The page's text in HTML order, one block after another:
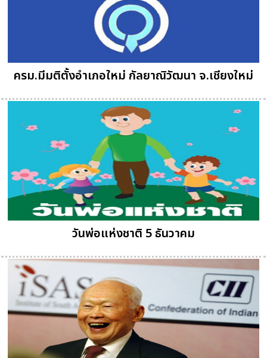
ครม.มีมติตั้งอำเภอใหม่ กัลยาณิวัฒนา จ.เชียงใหม่
วันพ่อแห่งชาติ 5 ธันวาคม